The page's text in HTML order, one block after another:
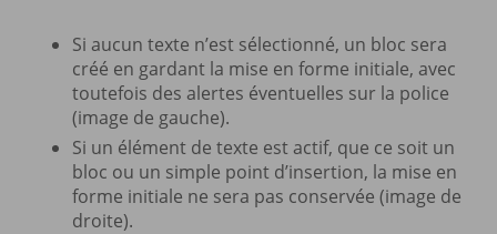
Si aucun texte n’est sélectionné, un bloc sera
créé en gardant la mise en forme initiale, avec
toutefois des alertes éventuelles sur la police
(image de gauche).
Si un élément de texte est actif, que ce soit un
bloc ou un simple point d’insertion, la mise en
forme initiale ne sera pas conservée (image de
droite).